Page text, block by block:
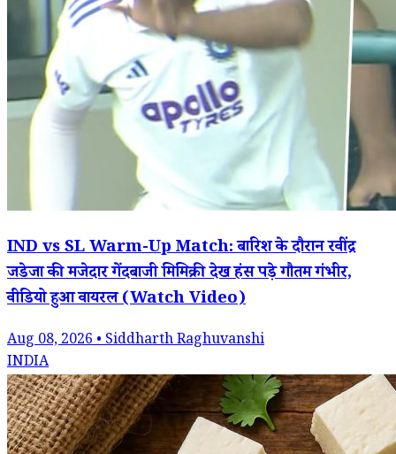
IND vs SL Warm-Up Match: बारिश के दौरान रवींद्र
जडेजा की मजेदार गेंदबाजी मिमिक्री देख हंस पड़े गौतम गंभीर,
वीडियो हुआ वायरल (Watch Video)
Aug 08, 2026 • Siddharth Raghuvanshi
INDIA